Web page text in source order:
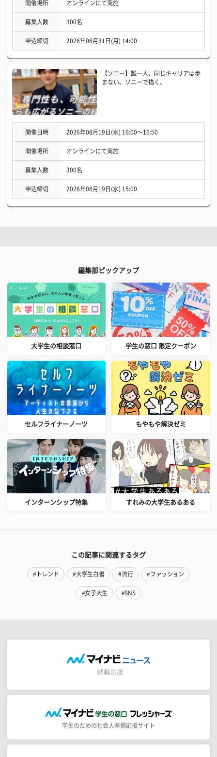
開催場所 オンラインにて実施
募集人数 300名
申込締切 2026年08月31日(月) 14:00
【ソニー】誰一人、同じキャリアは歩
まない。ソニーで描く、
開催日時 2026年08月19日(水) 16:00〜16:50
開催場所 オンラインにて実施
募集人数 300名
申込締切 2026年08月19日(水) 15:00
編集部ピックアップ
大学生の相談窓口 学生の窓口 限定クーポン
セルフライナーノーツ もやもや解決ゼミ
インターンシップ特集 すれみの大学生あるある
この記事に関連するタグ
#トレンド #大学生白書 #流行 #ファッション
#女子大生 #SNS
学生のための社会人準備応援サイト